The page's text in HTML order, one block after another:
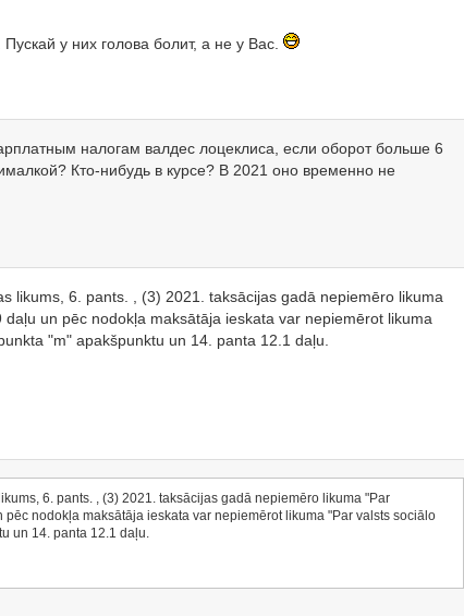
у них голова болит, а не у Вас.
налогам валдес лоцеклиса, если оборот больше 6
Кто-нибудь в курсе? В 2021 оно временно не
likums, 6. pants. , (3) 2021. taksācijas gadā nepiemēro likuma
un pēc nodokļa maksātāja ieskata var nepiemērot likuma
"m" apakšpunktu un 14. panta 12.1 daļu.
6. pants. , (3) 2021. taksācijas gadā nepiemēro likuma "Par
nodokļa maksātāja ieskata var nepiemērot likuma "Par valsts sociālo
un 14. panta 12.1 daļu.